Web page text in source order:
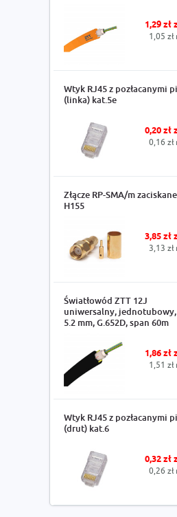
1,29 zł
1,05
Wtyk RJ45 z pozłacanymi
(linka) kat.5e
0,20 zł
0,16
Złącze RP-SMA/m
H155
3,85 zł
3,13
Światłowód ZTT 12J
uniwersalny, jednotubowy,
5.2 mm, G.652D, span 60m
1,86 zł
1,51
Wtyk RJ45 z pozłacanymi
(drut) kat.6
0,32 zł
0,26